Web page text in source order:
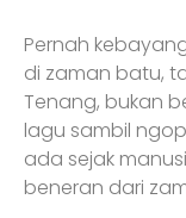
Pernah
di zaman batu,
Tenang, bukan
lagu sambil
ada sejak
beneran dari